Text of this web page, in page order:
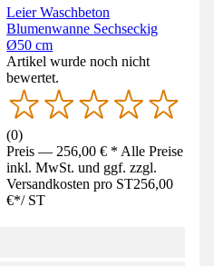
Leier Waschbeton
Blumenwanne Sechseckig
Ø50 cm
Artikel wurde noch nicht
bewertet.
(0)
Preis — 256,00 € * Alle Preise
inkl. MwSt. und ggf. zzgl.
Versandkosten pro ST256,00
€*/ ST